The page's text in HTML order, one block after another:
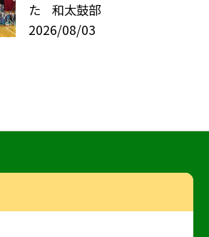
た 和太鼓部
2026/08/03